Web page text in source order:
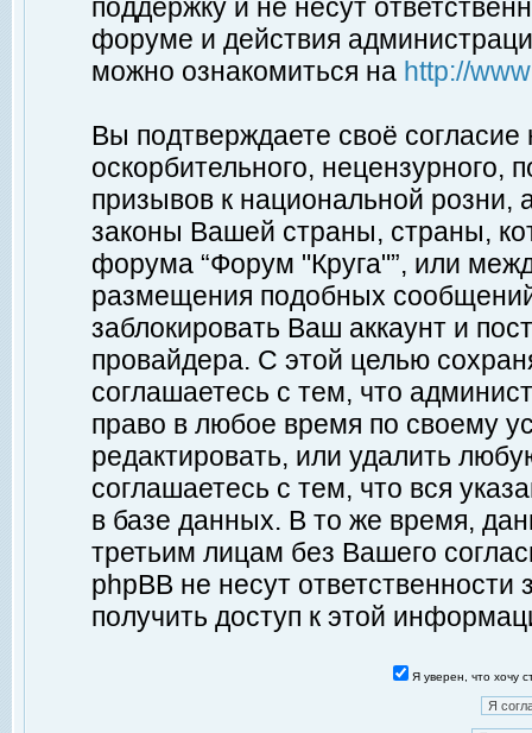
поддержку и не несут
форуме и действия
можно ознакомиться на http://
Вы подтверждаете своё
оскорбительного, нецензурного,
призывов к национальной
законы Вашей страны, страны,
форума “Форум "Круга"”, или
размещения подобных
заблокировать Ваш аккаунт и
провайдера. С этой целью
соглашаетесь с тем, что
право в любое время по своему
редактировать, или удалить
соглашаетесь с тем, что вся
в базе данных. В то же время,
третьим лицам без Вашего
phpBB не несут ответственности
получить доступ к этой
Я уверен, что хочу